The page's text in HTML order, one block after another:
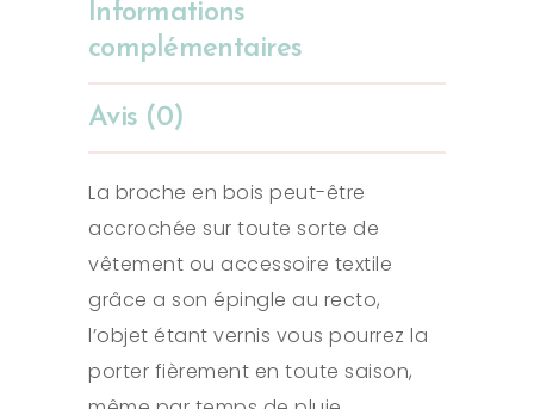
Informations
complémentaires
Avis (0)
La broche en bois peut-être
accrochée sur toute sorte de
vêtement ou accessoire textile
grâce a son épingle au recto,
l’objet étant vernis vous pourrez la
porter fièrement en toute saison,